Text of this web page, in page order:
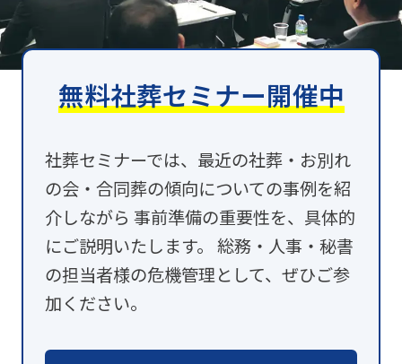
無料社葬セミナー開催中
社葬セミナーでは、最近の社葬・お別れ
の会・合同葬の傾向についての事例を紹
介しながら 事前準備の重要性を、具体的
にご説明いたします。 総務・人事・秘書
の担当者様の危機管理として、ぜひご参
加ください。